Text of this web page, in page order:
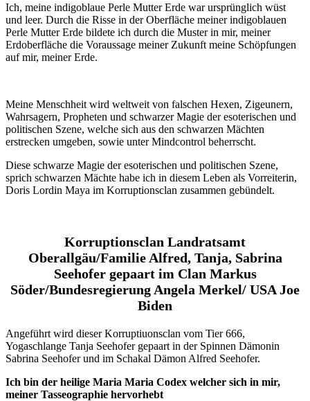
Ich, meine indigoblaue Perle Mutter Erde war ursprünglich wüst
und leer. Durch die Risse in der Oberfläche meiner indigoblauen
Perle Mutter Erde bildete ich durch die Muster in mir, meiner
Erdoberfläche die Voraussage meiner Zukunft meine Schöpfungen
auf mir, meiner Erde.
Meine Menschheit wird weltweit von falschen Hexen, Zigeunern,
Wahrsagern, Propheten und schwarzer Magie der esoterischen und
politischen Szene, welche sich aus den schwarzen Mächten
erstrecken umgeben, sowie unter Mindcontrol beherrscht.
Diese schwarze Magie der esoterischen und politischen Szene,
sprich schwarzen Mächte habe ich in diesem Leben als Vorreiterin,
Doris Lordin Maya im Korruptionsclan zusammen gebündelt.
Korruptionsclan Landratsamt
Oberallgäu/Familie Alfred, Tanja, Sabrina
Seehofer gepaart im Clan Markus
Söder/Bundesregierung Angela Merkel/ USA Joe
Biden
Angeführt wird dieser Korruptiuonsclan vom Tier 666,
Yogaschlange Tanja Seehofer gepaart in der Spinnen Dämonin
Sabrina Seehofer und im Schakal Dämon Alfred Seehofer.
Ich bin der heilige Maria Maria Codex welcher sich in mir,
meiner Tasseographie hervorhebt